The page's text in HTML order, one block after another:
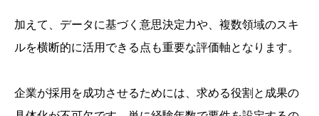
加えて、データに基づく意思決定力や、複数領域のスキ
ルを横断的に活用できる点も重要な評価軸となります。
企業が採用を成功させるためには、求める役割と成果の